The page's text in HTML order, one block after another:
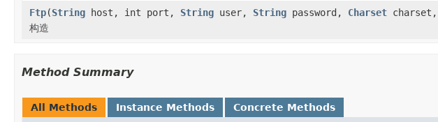
Ftp(String host, int port, String user, String password, Charset charset,
构造
Method Summary
All Methods Instance Methods Concrete Methods